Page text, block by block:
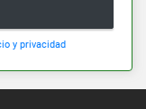
y privacidad